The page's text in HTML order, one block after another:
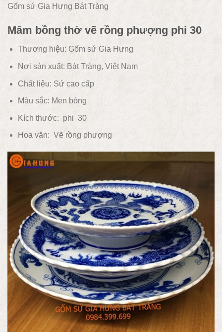
Gốm sứ Gia Hưng Bát Tràng
Mâm bồng thờ vẽ rồng phượng phi 30
Thương hiệu: Gốm sứ Gia Hưng
Nơi sản xuất: Bát Tràng, Việt Nam
Chất liệu: Sứ cao cấp
Màu sắc: Men bóng
Kích thước: phi 30
Hoa văn: Vẽ rồng phượng